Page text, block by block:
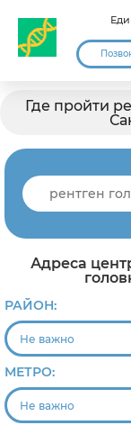
Где пройти
Адреса
РАЙОН:
МЕТРО: